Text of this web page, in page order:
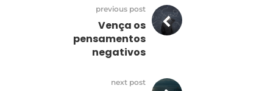
previous post
Vença os
pensamentos
negativos
next post